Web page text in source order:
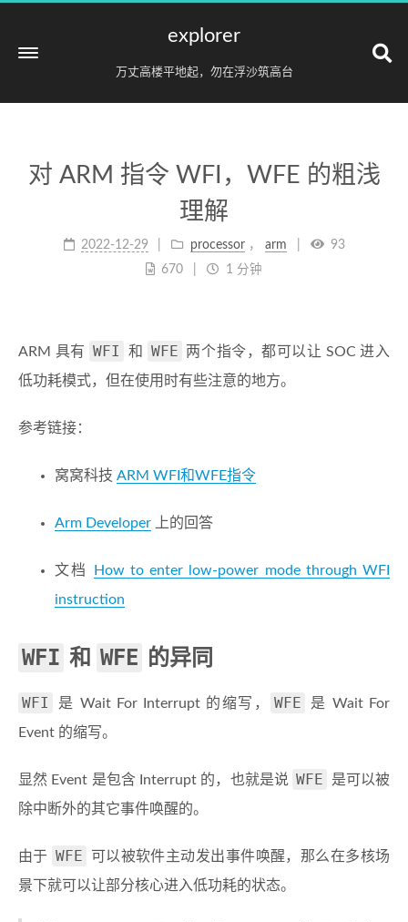
explorer
万丈高楼平地起，勿在浮沙筑高台
对 ARM 指令 WFI，WFE 的粗浅
理解
2022-12-29 processor ， arm
93
670
1 分钟
ARM 具有 WFI 和 WFE
两个指令，都可以让 SOC 进入
低功耗模式，但在使用时有些注意的地方。
参考链接：
窝窝科技 ARM WFI和WFE指令
Arm Developer 上的回答
文档
How to enter low-power mode through WFI
instruction
WFI 和 WFE 的异同
WFI 是 Wait For Interrupt 的缩写， WFE
是 Wait For
Event 的缩写。
显然 Event 是包含 Interrupt 的，也就是说 WFE
是可以被
除中断外的其它事件唤醒的。
由于 WFE
可以被软件主动发出事件唤醒，那么在多核场
景下就可以让部分核心进入低功耗的状态。